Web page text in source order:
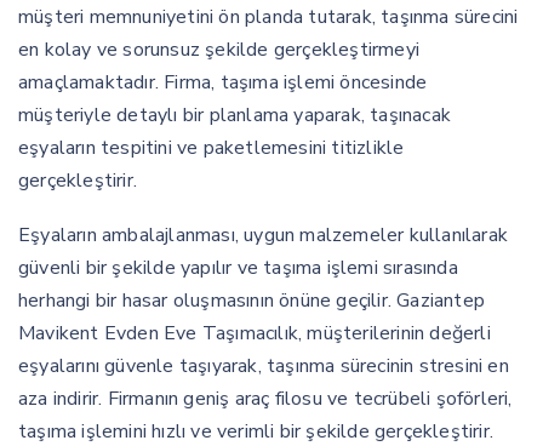
müşteri memnuniyetini ön planda tutarak, taşınma sürecini
en kolay ve sorunsuz şekilde gerçekleştirmeyi
amaçlamaktadır. Firma, taşıma işlemi öncesinde
müşteriyle detaylı bir planlama yaparak, taşınacak
eşyaların tespitini ve paketlemesini titizlikle
gerçekleştirir.
Eşyaların ambalajlanması, uygun malzemeler kullanılarak
güvenli bir şekilde yapılır ve taşıma işlemi sırasında
herhangi bir hasar oluşmasının önüne geçilir. Gaziantep
Mavikent Evden Eve Taşımacılık, müşterilerinin değerli
eşyalarını güvenle taşıyarak, taşınma sürecinin stresini en
aza indirir. Firmanın geniş araç filosu ve tecrübeli şoförleri,
taşıma işlemini hızlı ve verimli bir şekilde gerçekleştirir.